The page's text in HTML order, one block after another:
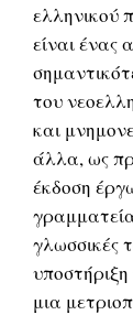
ελληνικού
είναι ένας
του
και
άλλα, ως
έκδοση
γλωσσικές
μια